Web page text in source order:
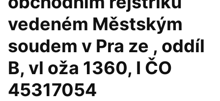
vedeném Městským
soudem v Pra ze , oddíl
B, vl oža 1360, I ČO
45317054